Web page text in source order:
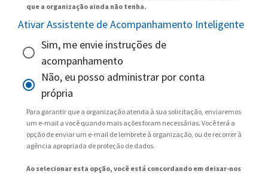
que a organização ainda não tenha.
Ativar Assistente de Acompanhamento Inteligente
Sim, me envie instruções de
acompanhamento
Não, eu posso administrar por conta
própria
Para garantir que a organização atenda à sua solicitação, enviaremos
um e-mail a você quando mais ações foram necessárias. Você terá a
opção de enviar um e-mail de lembrete à organização, ou de recorrer à
agência apropriada de proteção de dados.
Ao selecionar esta opção, você está concordando em deixar-nos